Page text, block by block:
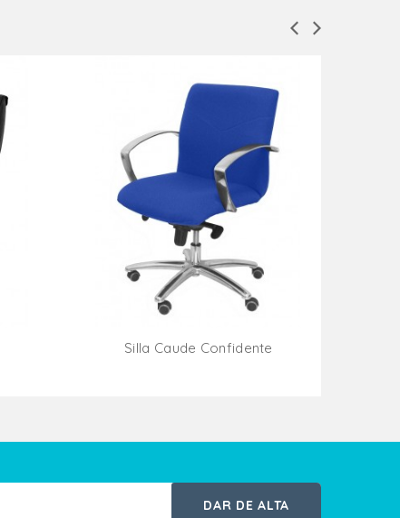
Silla Caude Confidente
DAR DE ALTA